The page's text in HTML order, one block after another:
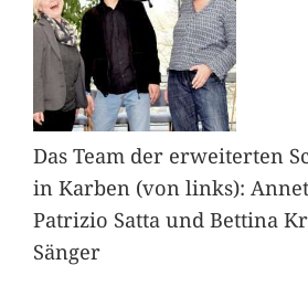
Das Team der erweiterten
in Karben (von links):
Patrizio Satta und Bettina
Sänger